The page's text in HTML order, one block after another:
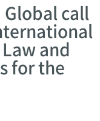
Global call
and
for the